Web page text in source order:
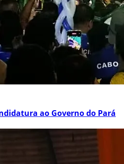
ao Governo do Pará